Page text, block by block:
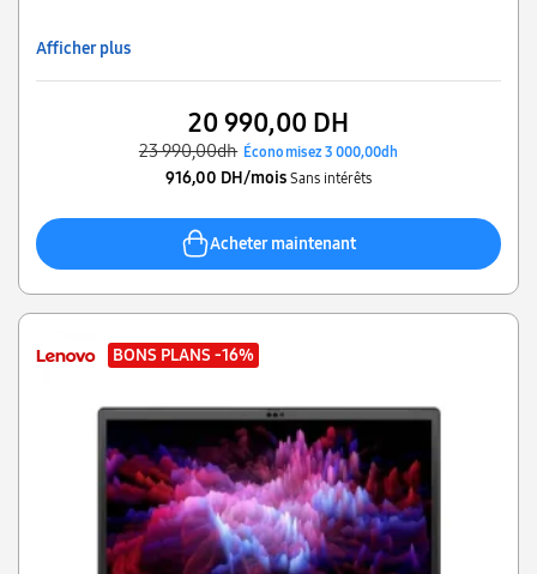
Afficher plus
20 990,00 DH
23 990,00dh Économisez 3 000,00dh
916,00 DH/mois Sans intérêts
Acheter maintenant
BONS PLANS -16%